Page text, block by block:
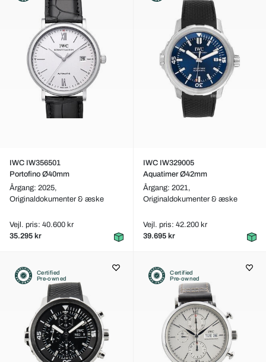
IWC IW356501
Portofino Ø40mm
Årgang: 2025,
Originaldokumenter & æske
Vejl. pris: 40.600 kr
35.295 kr
IWC IW329005
Aquatimer Ø42mm
Årgang: 2021,
Originaldokumenter & æske
Vejl. pris: 42.200 kr
39.695 kr
Certified
Pre-owned
Certified
Pre-owned